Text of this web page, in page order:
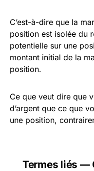
C’est-à-dire que la
position est isolée du
potentielle sur une
montant initial de la
position.
Ce que veut dire que
d’argent que ce que
une position,
Termes liés —